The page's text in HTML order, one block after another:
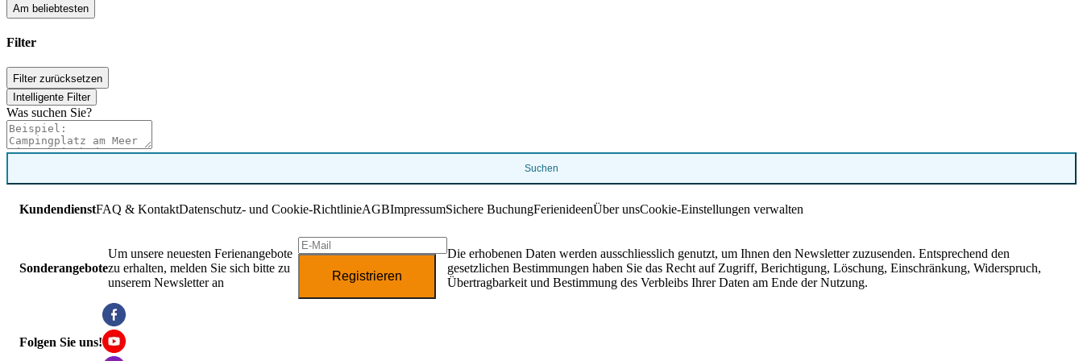
Am beliebtesten
Filter
Filter zurücksetzen
Intelligente Filter
Was suchen Sie?
Suchen
KundendienstFAQ & KontaktDatenschutz- und Cookie-RichtlinieAGBImpressumSichere BuchungFerienideenÜber unsCookie-Einstellungen verwalten
Sonderangebote
Um unsere neuesten Ferienangebote
zu erhalten, melden Sie sich bitte zu
unserem Newsletter an
Registrieren
Die erhobenen Daten werden ausschliesslich genutzt, um Ihnen den Newsletter zuzusenden. Entsprechend den
gesetzlichen Bestimmungen haben Sie das Recht auf Zugriff, Berichtigung, Löschung, Einschränkung, Widerspruch,
Übertragbarkeit und Bestimmung des Verbleibs Ihrer Daten am Ende der Nutzung.
Folgen Sie uns!